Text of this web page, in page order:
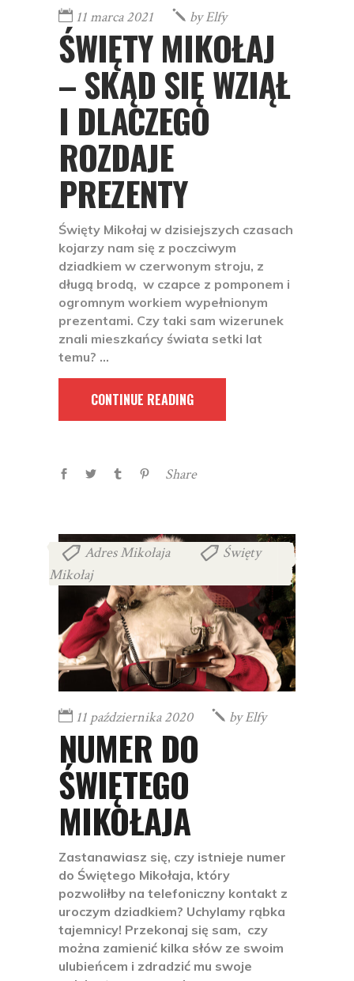
11 marca 2021 byElfy
ŚWIĘTY MIKOŁAJ
– SKĄD SIĘ WZIĄŁ
I DLACZEGO
ROZDAJE
PREZENTY
Święty Mikołaj w dzisiejszych czasach
kojarzy nam się z poczciwym
dziadkiem w czerwonym stroju, z
długą brodą, w czapce z pomponem i
ogromnym workiem wypełnionym
prezentami. Czy taki sam wizerunek
znali mieszkańcy świata setki lat
temu?
CONTINUE READING
Share
Adres Mikołaja
Święty
Mikołaj
11 października 2020 byElfy
NUMER DO
ŚWIĘTEGO
MIKOŁAJA
Zastanawiasz się, czy istnieje numer
do Świętego Mikołaja, który
pozwoliłby na telefoniczny kontakt z
uroczym dziadkiem? Uchylamy rąbka
tajemnicy! Przekonaj się sam, czy
można zamienić kilka słów ze swoim
ulubieńcem i zdradzić mu swoje